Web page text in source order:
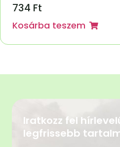
734 Ft
Kosárba teszem
Iratkozz fel
legfrissebb